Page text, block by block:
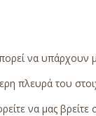
να υπάρχουν
πλευρά του
να μας βρείτε